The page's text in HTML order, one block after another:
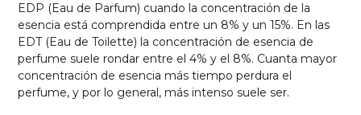
EDP (Eau de Parfum) cuando la concentración de la
esencia está comprendida entre un 8% y un 15%. En las
EDT (Eau de Toilette) la concentración de esencia de
perfume suele rondar entre el 4% y el 8%. Cuanta mayor
concentración de esencia más tiempo perdura el
perfume, y por lo general, más intenso suele ser.